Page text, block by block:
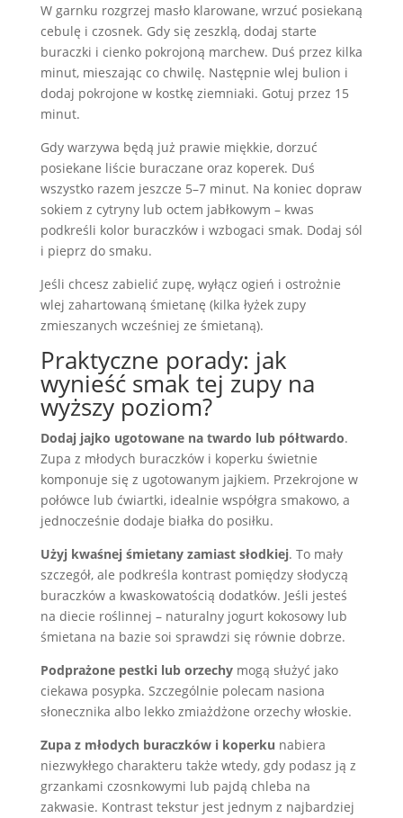
W garnku rozgrzej masło klarowane, wrzuć posiekaną
cebulę i czosnek. Gdy się zeszklą, dodaj starte
buraczki i cienko pokrojoną marchew. Duś przez kilka
minut, mieszając co chwilę. Następnie wlej bulion i
dodaj pokrojone w kostkę ziemniaki. Gotuj przez 15
minut.
Gdy warzywa będą już prawie miękkie, dorzuć
posiekane liście buraczane oraz koperek. Duś
wszystko razem jeszcze 5–7 minut. Na koniec dopraw
sokiem z cytryny lub octem jabłkowym – kwas
podkreśli kolor buraczków i wzbogaci smak. Dodaj sól
i pieprz do smaku.
Jeśli chcesz zabielić zupę, wyłącz ogień i ostrożnie
wlej zahartowaną śmietanę (kilka łyżek zupy
zmieszanych wcześniej ze śmietaną).
Praktyczne porady: jak
wynieść smak tej zupy na
wyższy poziom?
Dodaj jajko ugotowane na twardo lub półtwardo.
Zupa z młodych buraczków i koperku świetnie
komponuje się z ugotowanym jajkiem. Przekrojone w
połówce lub ćwiartki, idealnie współgra smakowo, a
jednocześnie dodaje białka do posiłku.
Użyj kwaśnej śmietany zamiast słodkiej. To mały
szczegół, ale podkreśla kontrast pomiędzy słodyczą
buraczków a kwaskowatością dodatków. Jeśli jesteś
na diecie roślinnej – naturalny jogurt kokosowy lub
śmietana na bazie soi sprawdzi się równie dobrze.
Podprażone pestki lub orzechymogą służyć jako
ciekawa posypka. Szczególnie polecam nasiona
słonecznika albo lekko zmiażdżone orzechy włoskie.
Zupa z młodych buraczków i koperku nabiera
niezwykłego charakteru także wtedy, gdy podasz ją z
grzankami czosnkowymi lub pajdą chleba na
zakwasie. Kontrast tekstur jest jednym z najbardziej